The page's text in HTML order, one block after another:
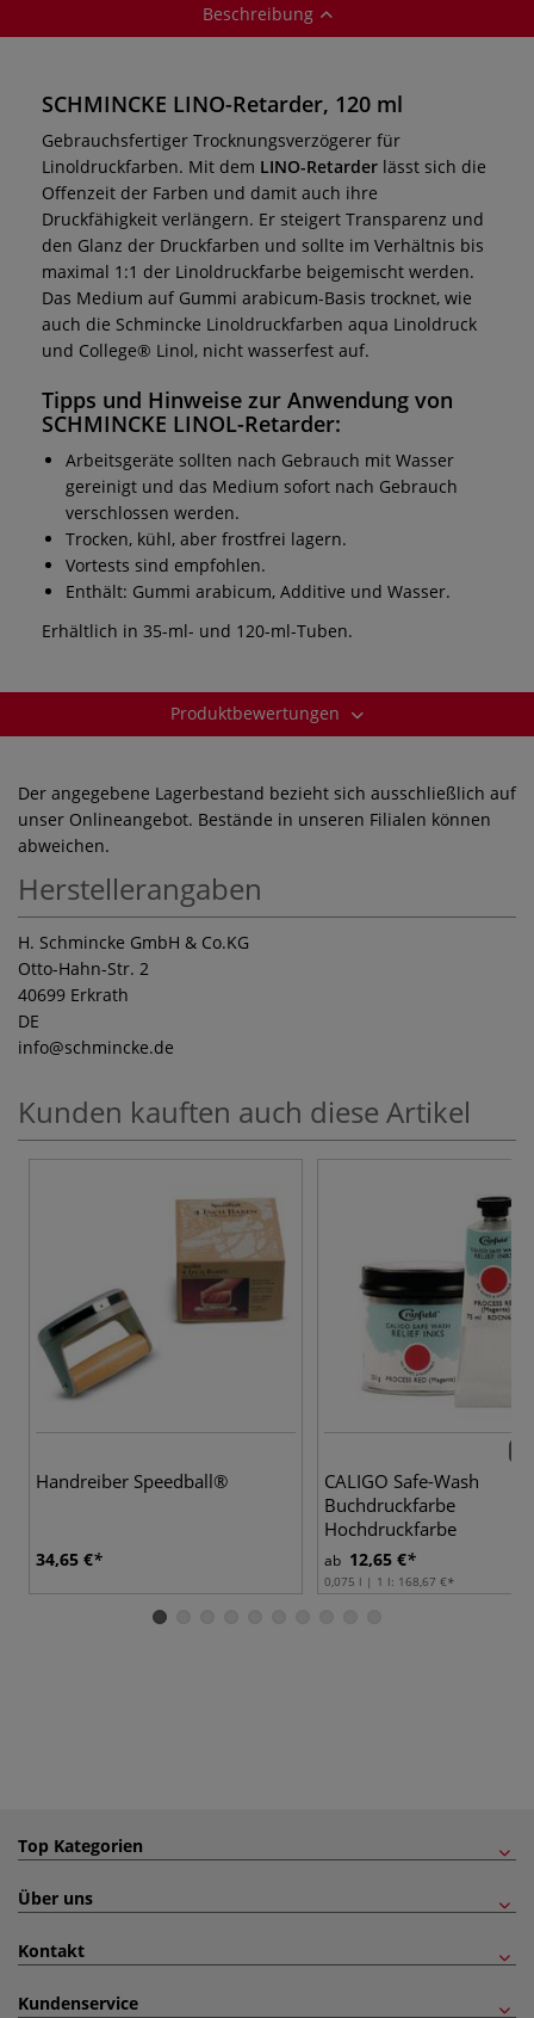
Beschreibung
SCHMINCKE LINO-Retarder, 120 ml
Gebrauchsfertiger Trocknungsverzögerer für
Linoldruckfarben. Mit dem LINO-Retarder lässt sich die
Offenzeit der Farben und damit auch ihre
Druckfähigkeit verlängern. Er steigert Transparenz und
den Glanz der Druckfarben und sollte im Verhältnis bis
maximal 1:1 der Linoldruckfarbe beigemischt werden.
Das Medium auf Gummi arabicum-Basis trocknet, wie
auch die Schmincke Linoldruckfarben aqua Linoldruck
und College® Linol, nicht wasserfest auf.
Tipps und Hinweise zur Anwendung von
SCHMINCKE LINOL-Retarder:
Arbeitsgeräte sollten nach Gebrauch mit Wasser
gereinigt und das Medium sofort nach Gebrauch
verschlossen werden.
Trocken, kühl, aber frostfrei lagern.
Vortests sind empfohlen.
Enthält: Gummi arabicum, Additive und Wasser.
Erhältlich in 35-ml- und 120-ml-Tuben.
Produktbewertungen
Der angegebene Lagerbestand bezieht sich ausschließlich auf
unser Onlineangebot. Bestände in unseren Filialen können
abweichen.
Herstellerangaben
H. Schmincke GmbH & Co.KG
Otto-Hahn-Str. 2
40699 Erkrath
DE
info@schmincke.de
Kunden kauften auch diese Artikel
Handreiber Speedball®
34,65 €
CALIGO Safe-Wash
Buchdruckfarbe
Hochdruckfarbe
ab 12,65 €
0,075 l | 1 l: 168,67 €
Top Kategorien
Über uns
Kontakt
Kundenservice